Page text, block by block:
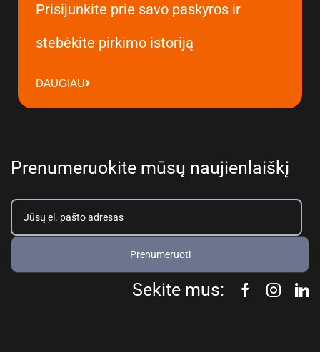
Prisijunkite prie savo paskyros ir
stebėkite pirkimo istoriją
DAUGIAU
Prenumeruokite mūsų naujienlaiškį
Prenumeruoti
Sekite mus: